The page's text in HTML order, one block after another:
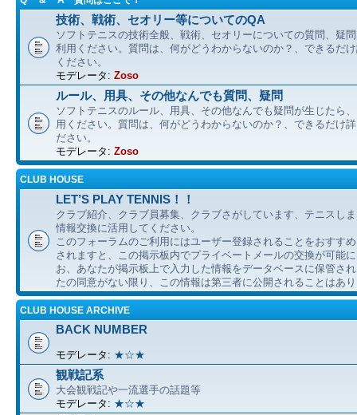
技術、戦術、セオリー等についてのQA
ソフトテニスの技術全般、戦術、セオリーについての質問、疑
利用ください。質問は、何がどうわからないのか？、できるだ
ください。
モデレータ: Zoso
ルール、用具、その他なんでも質問、疑問
ソフトテニスのルール、用具、その他なんでも疑問が生じたら
用ください。質問は、何がどうわからないのか？、できるだけ
ださい。
モデレータ: Zoso
CLUB HOUSE
LET’S PLAY TENNIS！！
クラブ紹介、クラブ員募集、クラブさがしています、テニスし
情報交換に活用してください。
このフォーラムのご利用にはユーザー登録されることをおすす
されますと、この掲示板内でプライベートメールの交換が可能
お、あなたが掲示板上で入力した情報をデータベースに保管さ
たの同意がない限り、この情報は第三者に公開されることはあ
CLUB HOUSE ARCHIVE
BACK NUMBER
モデレータ: ★☆★
観戦記系
大会観戦記や一流選手の話題等
モデレータ: ★☆★